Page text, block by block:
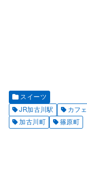
スイーツ
JR加古川駅
カフェ
加古川町
篠原町